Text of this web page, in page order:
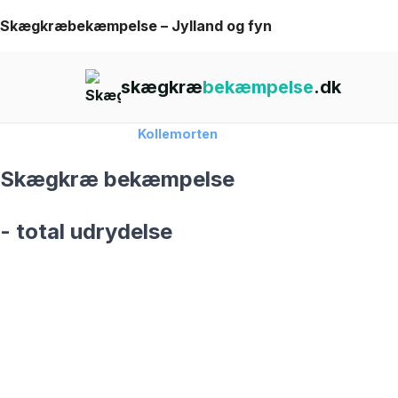
Skip
Skægkræbekæmpelse – Jylland og fyn
skægkræbekæmpelse.dk
Kollemorten
Skægkræ bekæmpelse
- total udrydelse